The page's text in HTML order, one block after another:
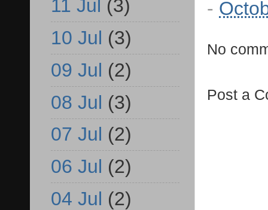
-
No
Post a
11 Jul (3)
10 Jul (3)
09 Jul (2)
08 Jul (3)
07 Jul (2)
06 Jul (2)
04 Jul (2)